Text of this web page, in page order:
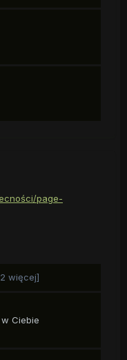
page-
więcej]
Ciebie